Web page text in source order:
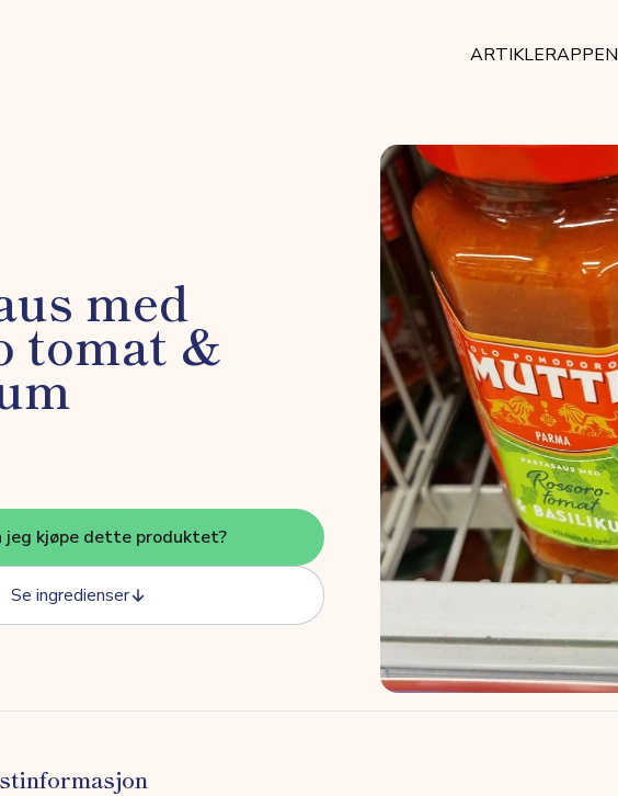
ARTIKLERAPPEN
med
tomat &
jeg kjøpe dette produktet?
Se ingredienser